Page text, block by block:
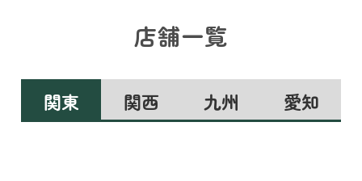
店舗一覧
関東 関西 九州 愛知